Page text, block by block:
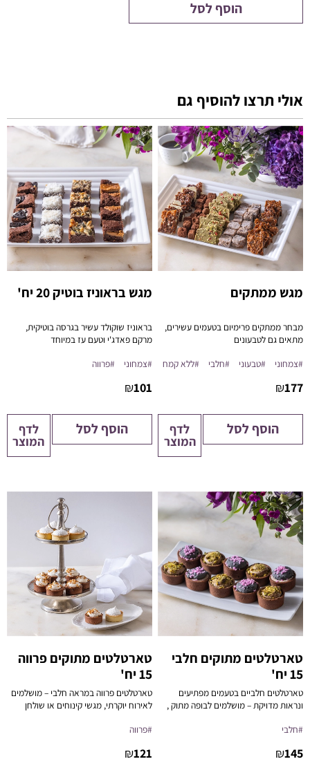
הוסף לסל
אולי תרצו להוסיף גם
מגש ממתקים
מבחר ממתקים פרימיום בטעמים עשירים,
מתאים גם לטבעונים
#צמחוני
#טבעוני #חלבי #ללא קמח
177
₪
הוסף לסל לדף
המוצר
מגש בראוניז בוטיק 20 יח'
בראוניז שוקולד עשיר בגרסה בוטיקית,
מרקם פאדג'י וטעם עז במיוחד
#צמחוני
#פרווה
101
₪
הוסף לסל לדף
המוצר
טארטלטים מתוקים חלבי
15 יח'
טארטלטים חלביים בטעמים מפתיעים
ונראות מדויקת – מושלמים לבופה מתוק ,
#חלבי
145
₪
טארטלטים מתוקים פרווה
15 יח'
טארטלטים פרווה במראה חלבי – מושלמים
לאירוח יוקרתי, מגשי קינוחים או שולחן
#פרווה
121
₪